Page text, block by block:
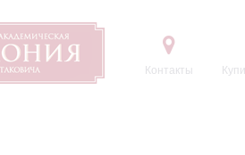
Контакты